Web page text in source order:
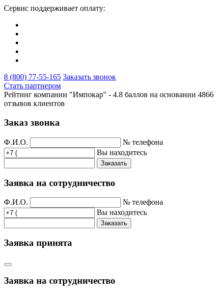
Сервис поддерживает оплату:
8 (800) 77-55-165 Заказать звонок
Стать партнером
Рейтинг компании "Импокар" - 4.8 баллов на основании 4866
отзывов клиентов
Заказ звонка
Ф.И.О.
№ телефона
Вы находитесь
Заказать
Заявка на сотрудничество
Ф.И.О.
№ телефона
Вы находитесь
Заказать
Заявка принята
Заявка на сотрудничество